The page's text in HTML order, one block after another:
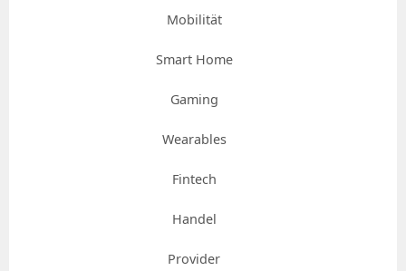
Mobilität
Smart Home
Gaming
Wearables
Fintech
Handel
Provider